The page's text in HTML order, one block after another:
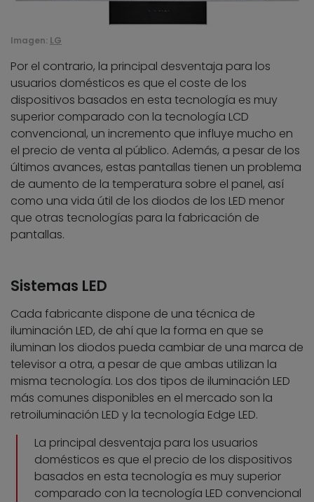
Imagen: LG
Por el contrario, la principal desventaja para los
usuarios domésticos es que el coste de los
dispositivos basados en esta tecnología es muy
superior comparado con la tecnología LCD
convencional, un incremento que influye mucho en
el precio de venta al público. Además, a pesar de los
últimos avances, estas pantallas tienen un problema
de aumento de la temperatura sobre el panel, así
como una vida útil de los diodos de los LED menor
que otras tecnologías para la fabricación de
pantallas.
Sistemas LED
Cada fabricante dispone de una técnica de
iluminación LED, de ahí que la forma en que se
iluminan los diodos pueda cambiar de una marca de
televisor a otra, a pesar de que ambas utilizan la
misma tecnología. Los dos tipos de iluminación LED
más comunes disponibles en el mercado son la
retroiluminación LED y la tecnología Edge LED.
La principal desventaja para los usuarios
domésticos es que el precio de los dispositivos
basados en esta tecnología es muy superior
comparado con la tecnología LED convencional